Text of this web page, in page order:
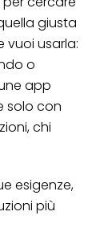
giusta
vuoi usarla:
o
app
solo con
chi
esigenze,
più